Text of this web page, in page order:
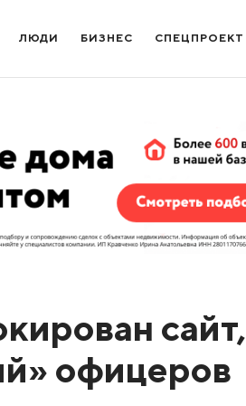
ЛЮДИ БИЗНЕС СПЕЦПРОЕКТ
сайт,
офицеров